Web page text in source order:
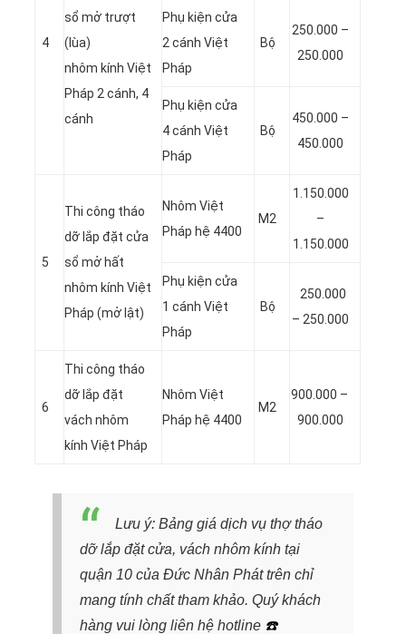
4
sổ mở trượt
(lùa)
nhôm kính Việt
Pháp 2 cánh, 4
cánh
Phụ kiện cửa
2 cánh Việt
Pháp
Bộ
250.000 –
250.000
Phụ kiện cửa
4 cánh Việt
Pháp
Bộ
450.000 –
450.000
5
Thi công tháo
dỡ lắp đặt cửa
sổ mở hất
nhôm kính Việt
Pháp (mở lật)
Nhôm Việt
Pháp hệ 4400
M2
1.150.000
–
1.150.000
Phụ kiện cửa
1 cánh Việt
Pháp
Bộ
250.000
– 250.000
6
Thi công tháo
dỡ lắp đặt
vách nhôm
kính Việt Pháp
Nhôm Việt
Pháp hệ 4400
M2
900.000 –
900.000
Lưu ý: Bảng giá dịch vụ thợ tháo
dỡ lắp đặt cửa, vách nhôm kính tại
quận 10 của Đức Nhân Phát trên chỉ
mang tính chất tham khảo. Quý khách
hàng vui lòng liên hệ hotline ☎️